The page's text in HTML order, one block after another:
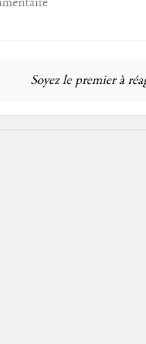
Soyez le premier à